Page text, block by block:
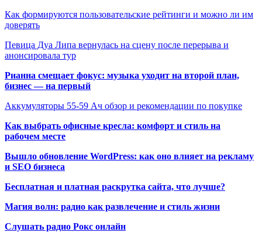
Как формируются пользовательские рейтинги и можно ли им
доверять
Певица Дуа Липа вернулась на сцену после перерыва и
анонсировала тур
Рианна смещает фокус: музыка уходит на второй план,
бизнес — на первый
Аккумуляторы 55-59 Ач обзор и рекомендации по покупке
Как выбрать офисные кресла: комфорт и стиль на
рабочем месте
Вышло обновление WordPress: как оно влияет на рекламу
и SEO бизнеса
Бесплатная и платная раскрутка сайта, что лучше?
Магия волн: радио как развлечение и стиль жизни
Слушать радио Рокс онлайн